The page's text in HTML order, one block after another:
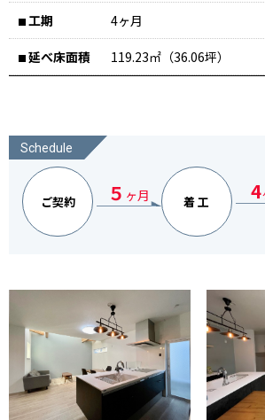
■ 工期 4ヶ月
■ 延べ床面積 119.23㎡（36.06坪）
Schedule
ご契約 ５ ヶ月 着 工 4